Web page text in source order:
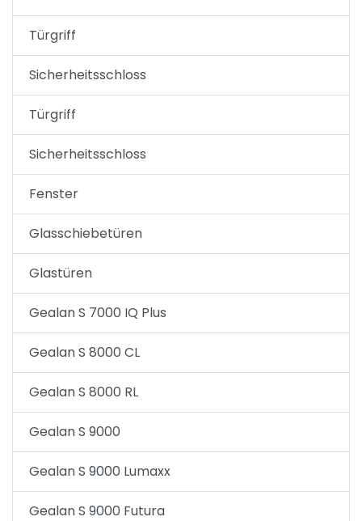
Türgriff
Sicherheitsschloss
Türgriff
Sicherheitsschloss
Fenster
Glasschiebetüren
Glastüren
Gealan S 7000 IQ Plus
Gealan S 8000 CL
Gealan S 8000 RL
Gealan S 9000
Gealan S 9000 Lumaxx
Gealan S 9000 Futura